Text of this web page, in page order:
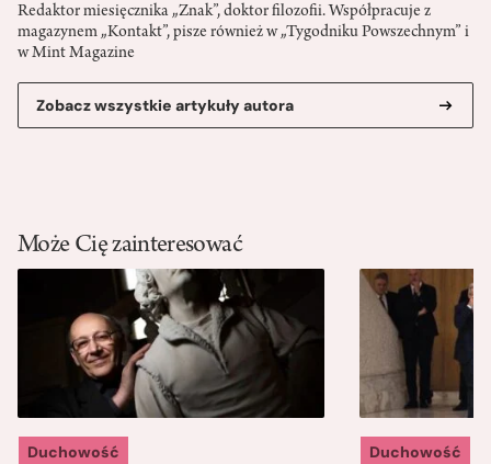
Redaktor miesięcznika „Znak”, doktor filozofii. Współpracuje z
magazynem „Kontakt”, pisze również w „Tygodniku Powszechnym” i
w Mint Magazine
Zobacz wszystkie artykuły autora
Może Cię zainteresować
Duchowość Duchowość